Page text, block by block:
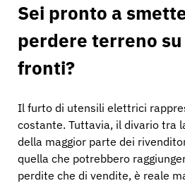
Sei pronto a
perdere terreno
fronti?
Il furto di utensili elettrici
costante. Tuttavia, il divario tra
della maggior parte dei
quella che potrebbero
perdite che di vendite, è reale